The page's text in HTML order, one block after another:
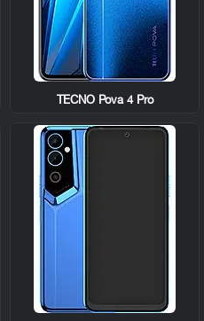
TECNO Pova 4 Pro